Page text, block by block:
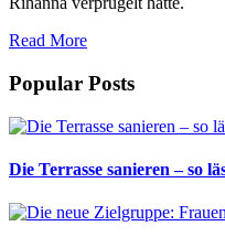
Read More
Popular Posts
Die Terrasse sanieren – so